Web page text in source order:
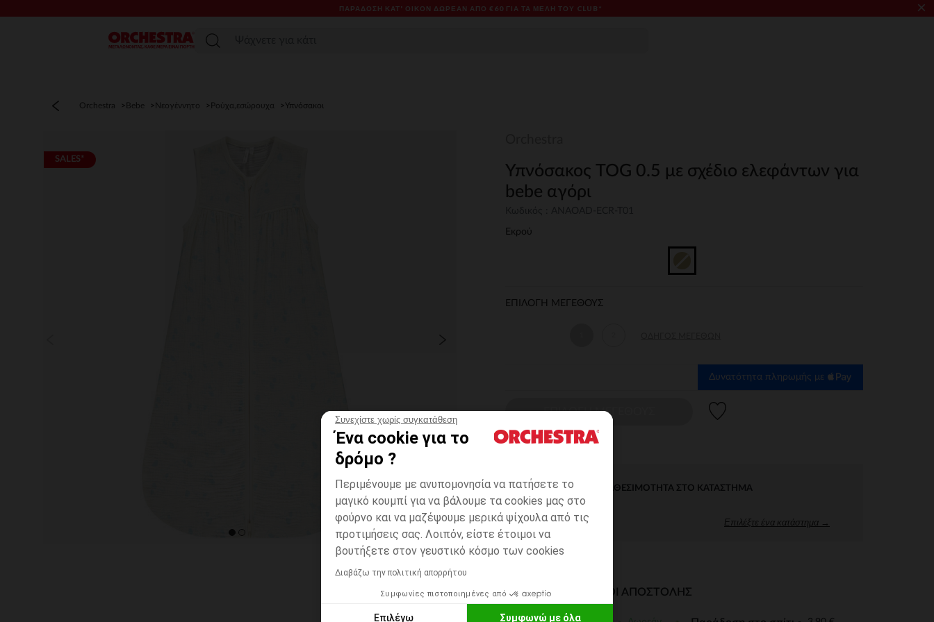
Συνεχίστε χωρίς συγκατάθεση
Ένα cookie για το
δρόμο ?
Περιμένουμε με ανυπομονησία να πατήσετε το
μαγικό κουμπί για να βάλουμε τα cookies μας στο
φούρνο και να μαζέψουμε μερικά ψίχουλα από τις
προτιμήσεις σας. Λοιπόν, είστε έτοιμοι να
βουτήξετε στον γευστικό κόσμο των cookies
Διαβάζω την πολιτική απορρήτου
Συμφωνίες πιστοποιημένες από
Επιλέγω Συμφωνώ με όλα
ΠΑΡΆΔΟΣΗ ΚΑΤ' ΟΊΚΟΝ ΔΩΡΕΑΝ ΑΠΌ €60 ΓΙΑ ΤΑ ΜΈΛΗ ΤΟΥ CLUB* ×
Μενού
Orchestra Bebe Νεογέννητο Ρούχα,εσώρουχα Υπνόσακοι
SALES*
Υπνόσακος TOG 0.5 με σχέδιο ελεφάντων για
bebe αγόρι
Εκρού
ΕΠΙΛΟΓΗ ΜΕΓΕΘΟΥΣ
Δυνατότητα πληρωμής με
ΕΠΙΛΟΓΗ ΜΕΓΕΘΟΥΣ
ΆΜΕΣΗ ΔΙΑΘΕΣΙΜΌΤΗΤΑ ΣΤΟ ΚΑΤΆΣΤΗΜΑ
Επιλέξτε ένα κατάστημα →
ΔΙΑΘΈΣΙΜΟΙ ΤΡΌΠΟΙ ΑΠΟΣΤΟΛΉΣ